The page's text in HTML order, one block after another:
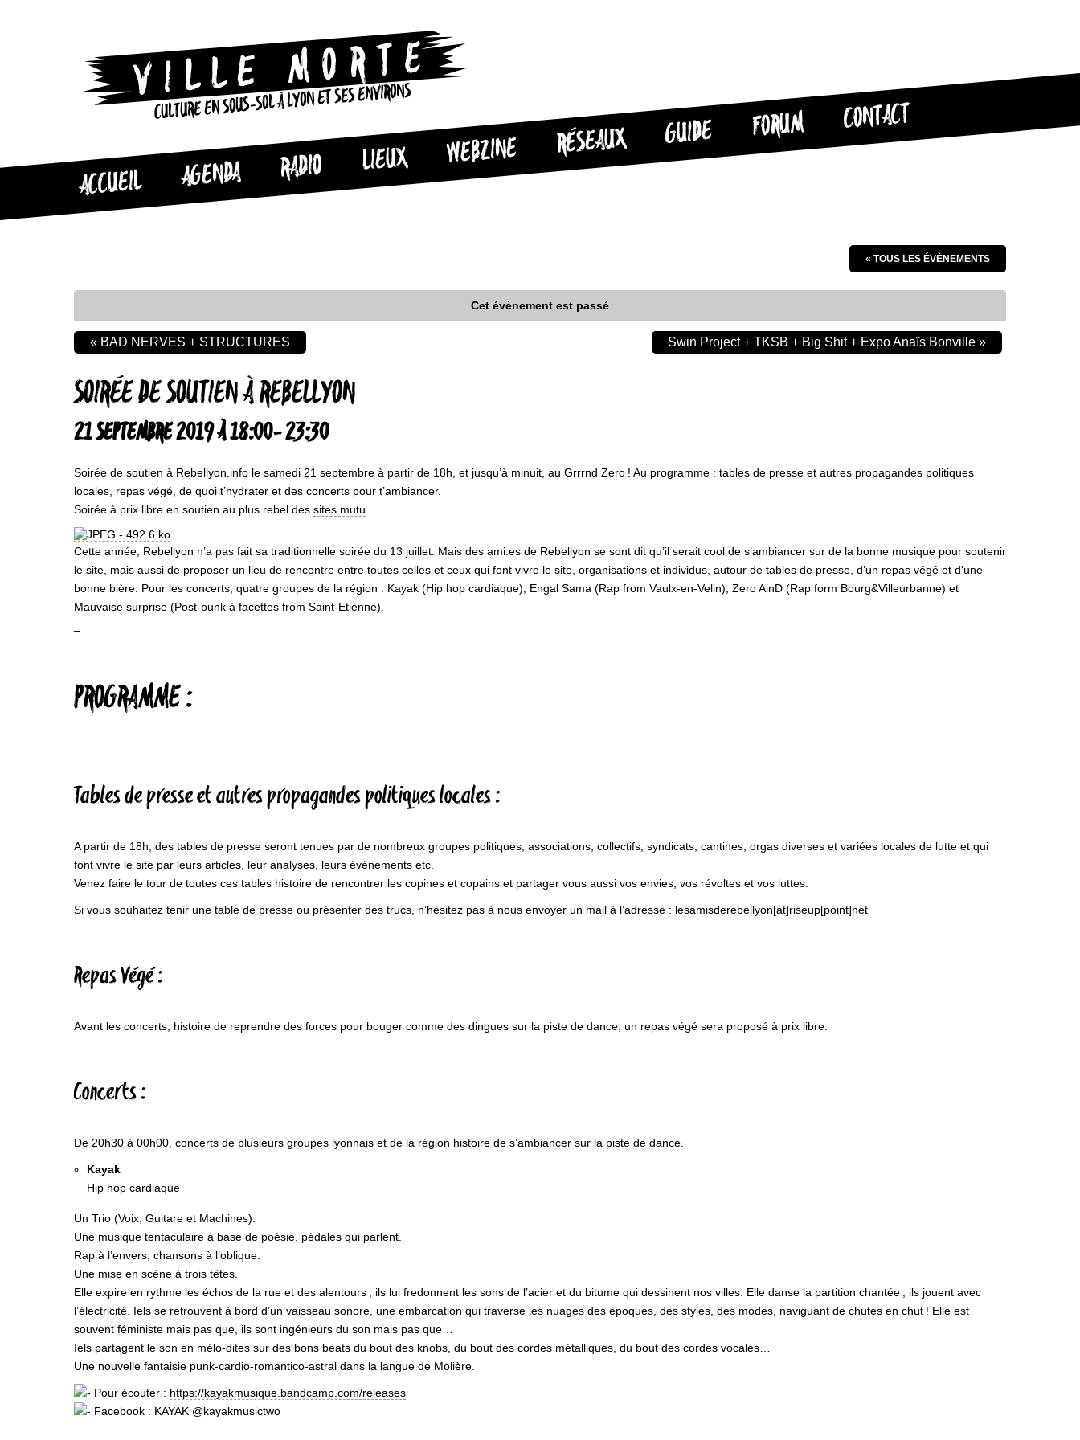
CULTURE EN SOUS-SOL À LYON ET SES ENVIRONS
ACCUEIL AGENDA RADIO LIEUX WEBZINE RÉSEAUX GUIDE FORUM CONTACT
« TOUS LES ÉVÈNEMENTS
Cet évènement est passé
SOIRÉE DE SOUTIEN À REBELLYON
21 SEPTEMBRE 2019 À 18:00-23:30
« BAD NERVES + STRUCTURES Swin Project + TKSB + Big Shit + Expo Anaïs Bonville »
Soirée de soutien à Rebellyon.info le samedi 21 septembre à partir de 18h, et jusqu’à minuit, au Grrrnd Zero ! Au programme : tables de presse et autres propagandes politiques
locales, repas végé, de quoi t’hydrater et des concerts pour t’ambiancer.
Soirée à prix libre en soutien au plus rebel des sites mutu
Cette année, Rebellyon n’a pas fait sa traditionnelle soirée du 13 juillet. Mais des ami.es de Rebellyon se sont dit qu’il serait cool de s’ambiancer sur de la bonne musique pour soutenir
le site, mais aussi de proposer un lieu de rencontre entre toutes celles et ceux qui font vivre le site, organisations et individus, autour de tables de presse, d’un repas végé et d’une
bonne bière. Pour les concerts, quatre groupes de la région : Kayak (Hip hop cardiaque), Engal Sama (Rap from Vaulx-en-Velin), Zero AinD (Rap form Bourg&Villeurbanne) et
Mauvaise surprise (Post-punk à facettes from Saint-Etienne).
PROGRAMME :
Tables de presse et autres propagandes politiques locales :
A partir de 18h, des tables de presse seront tenues par de nombreux groupes politiques, associations, collectifs, syndicats, cantines, orgas diverses et variées locales de lutte et qui
font vivre le site par leurs articles, leur analyses, leurs événements etc.
Venez faire le tour de toutes ces tables histoire de rencontrer les copines et copains et partager vous aussi vos envies, vos révoltes et vos luttes.
Si vous souhaitez tenir une table de presse ou présenter des trucs, n’hésitez pas à nous envoyer un mail à l’adresse : lesamisderebellyon[at]riseup[point]net
Repas Végé :
Avant les concerts, histoire de reprendre des forces pour bouger comme des dingues sur la piste de dance, un repas végé sera proposé à prix libre.
Concerts :
De 20h30 à 00h00, concerts de plusieurs groupes lyonnais et de la région histoire de s’ambiancer sur la piste de dance.
Kayak
Hip hop cardiaque
Un Trio (Voix, Guitare et Machines).
Une musique tentaculaire à base de poésie, pédales qui parlent.
Rap à l’envers, chansons à l’oblique.
Une mise en scène à trois têtes.
Elle expire en rythme les échos de la rue et des alentours ; ils lui fredonnent les sons de l’acier et du bitume qui dessinent nos villes. Elle danse la partition chantée ; ils jouent avec
l’électricité. Iels se retrouvent à bord d’un vaisseau sonore, une embarcation qui traverse les nuages des époques, des styles, des modes, naviguant de chutes en chut ! Elle est
souvent féministe mais pas que, ils sont ingénieurs du son mais pas que…
Iels partagent le son en mélo-dites sur des bons beats du bout des knobs, du bout des cordes métalliques, du bout des cordes vocales…
Une nouvelle fantaisie punk-cardio-romantico-astral dans la langue de Molière.
Pour écouter : https://kayakmusique.bandcamp.com/releases
Facebook : KAYAK @kayakmusictwo